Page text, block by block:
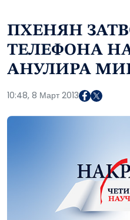
ПХЕНЯН
ТЕЛЕФОНА
АНУЛИРА
10:48, 8 Март 2013